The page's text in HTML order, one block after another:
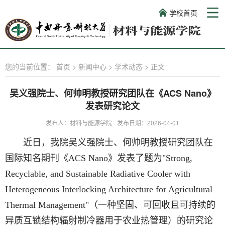
学校首页
您的当前位置： 首页 > 新闻中心 > 学术动态 > 正文
吴义强院士、何帅明教授研究团队在《ACS Nano》
发表研究论文
发布人：材料与能源学院 发布日期：2026-04-01
近日，我院吴义强院士、何帅明教授研究团队在
国际知名期刊《ACS Nano》发表了题为"Strong,
Recyclable, and Sustainable Radiative Cooler with
Heterogeneous Interlocking Architecture for Agricultural
Thermal Management"（一种坚固、可回收且可持续的
异质互锁结构辐射制冷器用于农业热管理）的研究论